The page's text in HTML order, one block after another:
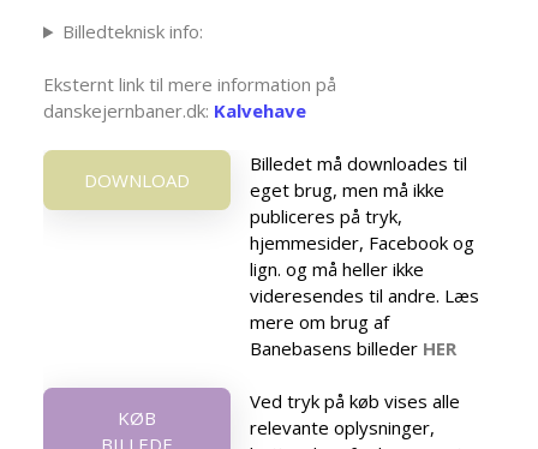
Billedteknisk info:
Eksternt link til mere information på
danskejernbaner.dk: Kalvehave
DOWNLOAD
Billedet må downloades til
eget brug, men må ikke
publiceres på tryk,
hjemmesider, Facebook og
lign. og må heller ikke
videresendes til andre. Læs
mere om brug af
Banebasens billeder HER
KØB
Ved tryk på køb vises alle
relevante oplysninger,